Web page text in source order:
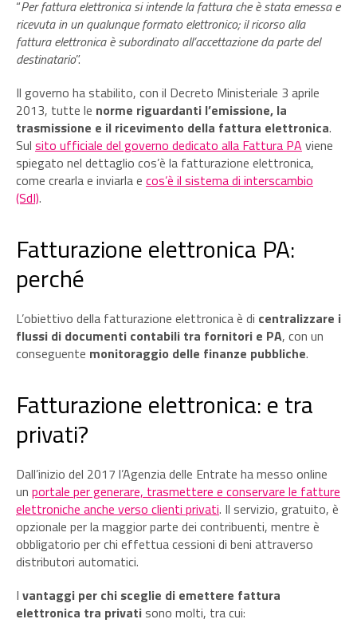
“Per fattura elettronica si intende la fattura che è stata emessa e
ricevuta in un qualunque formato elettronico; il ricorso alla
fattura elettronica è subordinato all’accettazione da parte del
destinatario”.
Il governo ha stabilito, con il Decreto Ministeriale 3 aprile
2013, tutte le norme riguardanti l’emissione, la
trasmissione e il ricevimento della fattura elettronica.
Sul sito ufficiale del governo dedicato alla Fattura PA viene
spiegato nel dettaglio cos’è la fatturazione elettronica,
come crearla e inviarla e cos’è il sistema di interscambio
(SdI).
Fatturazione elettronica PA:
perché
L’obiettivo della fatturazione elettronica è di centralizzare i
flussi di documenti contabili tra fornitori e PA, con un
conseguente monitoraggio delle finanze pubbliche.
Fatturazione elettronica: e tra
privati?
Dall’inizio del 2017 l’Agenzia delle Entrate ha messo online
un portale per generare, trasmettere e conservare le fatture
elettroniche anche verso clienti privati. Il servizio, gratuito, è
opzionale per la maggior parte dei contribuenti, mentre è
obbligatorio per chi effettua cessioni di beni attraverso
distributori automatici.
I vantaggi per chi sceglie di emettere fattura
elettronica tra privatisono molti, tra cui: